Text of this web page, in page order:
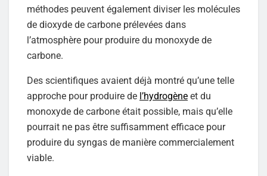
méthodes peuvent également diviser les molécules
de dioxyde de carbone prélevées dans
l’atmosphère pour produire du monoxyde de
carbone.
Des scientifiques avaient déjà montré qu’une telle
approche pour produire de l’hydrogène et du
monoxyde de carbone était possible, mais qu’elle
pourrait ne pas être suffisamment efficace pour
produire du syngas de manière commercialement
viable.